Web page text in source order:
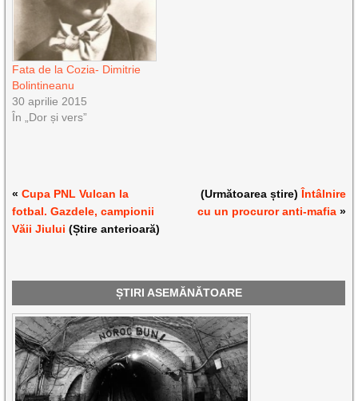
Fata de la Cozia- Dimitrie
Bolintineanu
30 aprilie 2015
În „Dor și vers”
«Cupa PNL Vulcan la
fotbal. Gazdele, campionii
Văii Jiului (Știre anterioară)
(Următoarea știre) Întâlnire
cu un procuror anti-mafia»
ȘTIRI ASEMĂNĂTOARE